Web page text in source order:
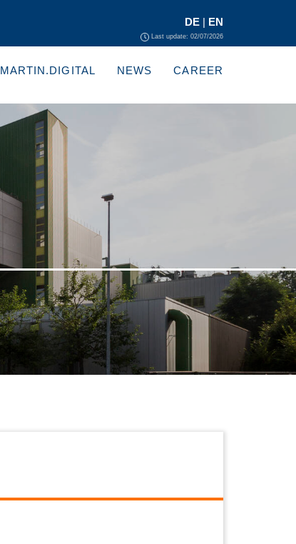
Last update: 02/07/2026
DE | EN
MARTIN.DIGITAL NEWS CAREER